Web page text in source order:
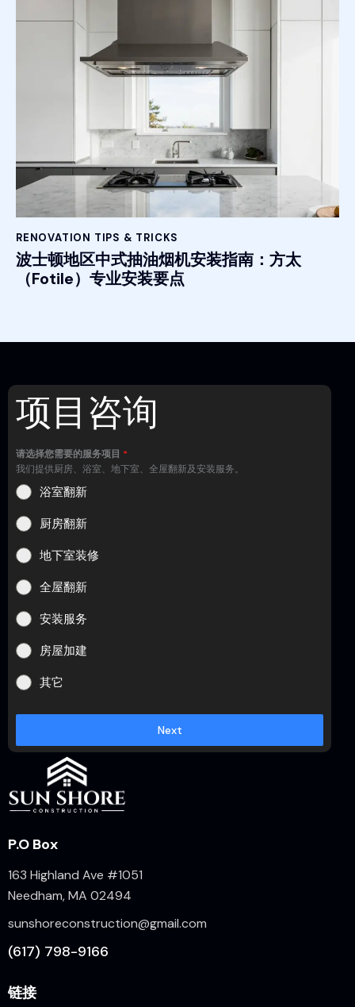
RENOVATION TIPS & TRICKS
波士顿地区中式抽油烟机安装指南：方太
（Fotile）专业安装要点
项目咨询
请选择您需要的服务项目 *
我们提供厨房、浴室、地下室、全屋翻新及安装服务。
浴室翻新
厨房翻新
地下室装修
全屋翻新
安装服务
房屋加建
其它
Next
P.O Box
163 Highland Ave #1051
Needham, MA 02494
sunshoreconstruction@gmail.com
(617) 798-9166
链接